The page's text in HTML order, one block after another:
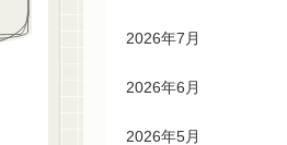
2026年7月
2026年6月
2026年5月